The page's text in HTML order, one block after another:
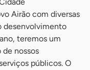
Airão com diversas
desenvolvimento
teremos um
nossos
públicos. O